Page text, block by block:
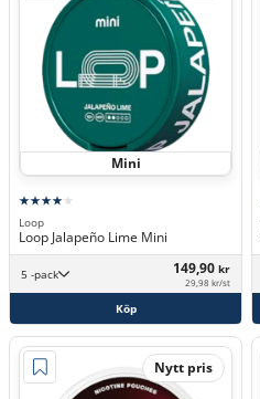
Mini
Loop
Loop Jalapeño Lime Mini
5 -pack 149,90 kr
29,98 kr/st
Köp
Nytt pris